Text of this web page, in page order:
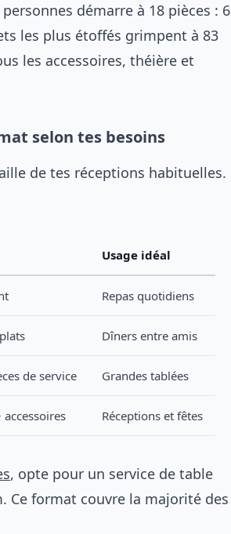
démarre à 18 pièces : 6
les plus étoffés grimpent à 83
les accessoires, théière et
selon tes besoins
de tes réceptions habituelles.
Usage idéal
Repas quotidiens
Dîners entre amis
de service Grandes tablées
Réceptions et fêtes
, opte pour un service de table
Ce format couvre la majorité des